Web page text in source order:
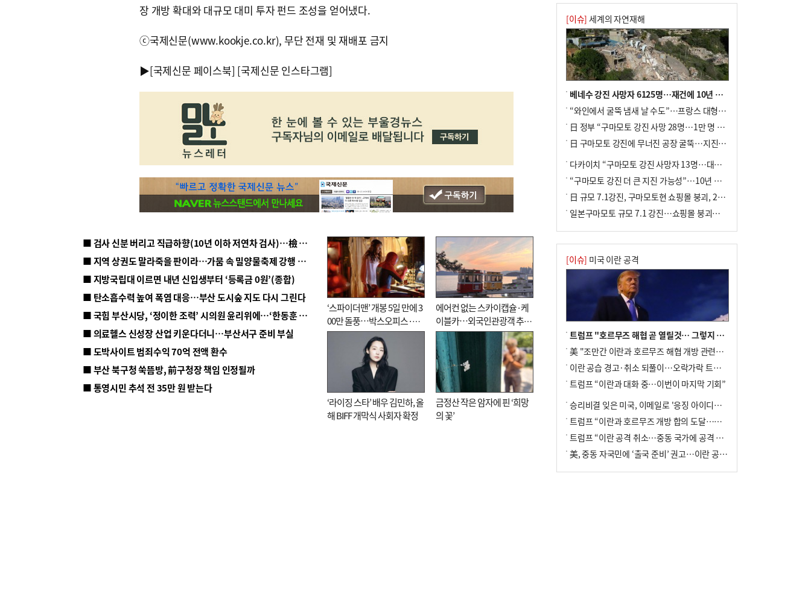
장 개방 확대와 대규모 대미 투자 펀드 조성을 얻어냈다.
ⓒ국제신문(www.kookje.co.kr), 무단 전재 및 재배포 금지
▶[국제신문 페이스북] [국제신문 인스타그램]
■ 검사 신분 버리고 직급하향(10년 이하 저연차 검사)…檢 중수청행 기피
■ 지역 상권도 말라죽을 판이라…가뭄 속 밀양물축제 강행 논란
■ 지방국립대 이르면 내년 신입생부터 ‘등록금 0원’(종합)
■ 탄소흡수력 높여 폭염 대응…부산 도시숲 지도 다시 그린다
■ 국힘 부산시당, ‘정이한 조력’ 시의원 윤리위에…‘한동훈 지지’도 신고접수
■ 의료헬스 신성장 산업 키운다더니…부산서구 준비 부실
■ 도박사이트 범죄수익 70억 전액 환수
■ 부산 북구청 쑥뜸방, 前구청장 책임 인정될까
■ 통영시민 추석 전 35만 원 받는다
‘스파이더맨’ 개봉 5일 만에 3
00만 돌풍…박스오피스·예
매율 동시 1위
에어컨 없는 스카이캡슐·케
이블카…외국인관광객 추억
대신 고역 될라
‘라이징 스타’ 배우 김민하, 올
해 BIFF 개막식 사회자 확정
금정산 작은 암자에 핀 ‘희망
의 꽃’
[이슈] 세계의 자연재해
베네수 강진 사망자 6125명…재건에 10년 이상 걸릴수도
“와인에서 굴뚝 냄새 날 수도”…프랑스 대형 산불에 보르도 와인 품질 위협
日 정부 “구마모토 강진 사망 28명…1만 명 대피”
日 구마모토 강진에 무너진 공장 굴뚝…지진 사망자 최소 13명
다카이치 “구마모토 강진 사망자 13명…대규모 피해 확인”
“구마모토 강진 더 큰 지진 가능성”…10년 전 지진에 단층 재활성
日 규모 7.1강진, 구마모토현 쇼핑몰 붕괴, 2명 사망
일본구마모토 규모 7.1 강진…쇼핑몰 붕괴로 직원 20여 명 갇힌 듯
[이슈] 미국 이란 공격
트럼프 "호르무즈 해협 곧 열릴것… 그렇지 않으면 이란에 강력 공격"
美 "조만간 이란과 호르무즈 해협 개방 관련된 합의 이뤄질 것"
이란 공습 경고·취소 되풀이…오락가락 트럼프 비꼰 ‘타코’
트럼프 “이란과 대화 중…이번이 마지막 기회”
승리비결 잊은 미국, 이메일로 '응징 아이디어' 구걸
트럼프 “이란과 호르무즈 개방 합의 도달…내일 대화”
트럼프 “이란 공격 취소…중동 국가에 공격 보류 요청 받아”
美, 중동 자국민에 ‘출국 준비’ 권고…이란 공습 임박설에 긴장 고조